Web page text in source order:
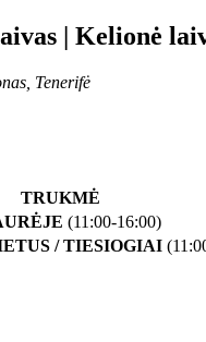
| Kelionė
Tenerifė
TRUKMĖ
(11:00-16:00)
/ TIESIOGIAI